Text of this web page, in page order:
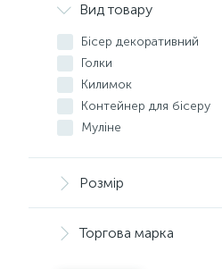
Вид товару
Бісер декоративний
Голки
Килимок
Контейнер для бісеру
Муліне
П'яльці
Розмальовки на полотні
Сантиметр
Розмір
Торгова марка